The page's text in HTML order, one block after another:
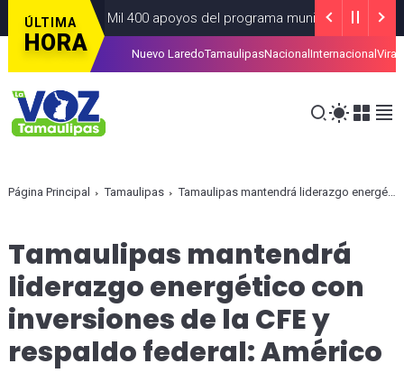
ÚLTIMA
HORA
de 4 Mil 400 apoyos del programa municipal “Mamá
la tarjeta de la Regio Ruta ALCALDIASAGOSTO 07, 2026
Nuevo LaredoTamaulipasNacional Internacional Viral
Página Principal Tamaulipas Tamaulipas mantendrá liderazgo energético con inversiones de la CFE y respaldo federal: Américo
Tamaulipas mantendrá
liderazgo energético con
inversiones de la CFE y
respaldo federal: Américo